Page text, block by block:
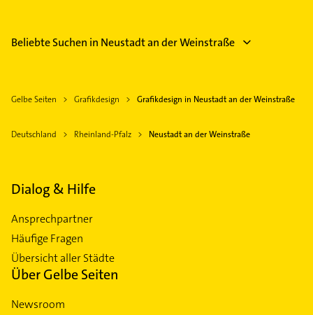
Beliebte Suchen in Neustadt an der Weinstraße
Gelbe Seiten Grafikdesign Grafikdesign in Neustadt an der Weinstraße
Deutschland Rheinland-Pfalz Neustadt an der Weinstraße
Dialog & Hilfe
Ansprechpartner
Häufige Fragen
Übersicht aller Städte
Über Gelbe Seiten
Newsroom